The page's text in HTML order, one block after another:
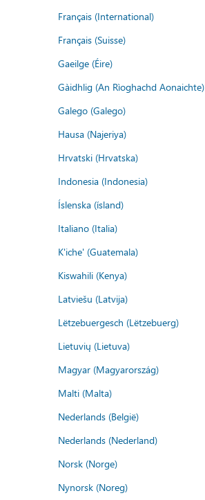
Français (International)
Français (Suisse)
Gaeilge (Éire)
Gàidhlig (An Rìoghachd Aonaichte)
Galego (Galego)
Hausa (Najeriya)
Hrvatski (Hrvatska)
Indonesia (Indonesia)
Íslenska (ísland)
Italiano (Italia)
K'iche' (Guatemala)
Kiswahili (Kenya)
Latviešu (Latvija)
Lëtzebuergesch (Lëtzebuerg)
Lietuvių (Lietuva)
Magyar (Magyarország)
Malti (Malta)
Nederlands (België)
Nederlands (Nederland)
Norsk (Norge)
Nynorsk (Noreg)